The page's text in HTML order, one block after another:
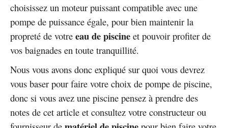
choisissez un moteur puissant compatible avec une
pompe de puissance égale, pour bien maintenir la
propreté de votre eau de piscine et pouvoir profiter de
vos baignades en toute tranquillité.
Nous vous avons donc expliqué sur quoi vous devrez
vous baser pour faire votre choix de pompe de piscine,
donc si vous avez une piscine pensez à prendre des
notes de cet article et consultez votre constructeur ou